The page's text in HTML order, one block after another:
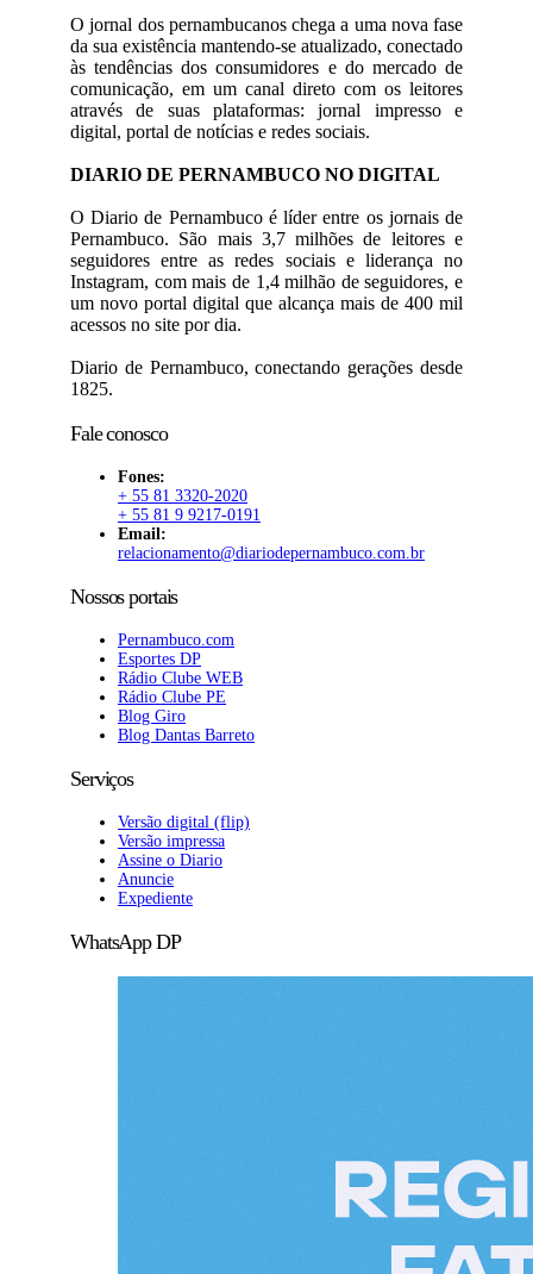
O jornal dos pernambucanos chega a uma nova fase
da sua existência mantendo-se atualizado, conectado
às tendências dos consumidores e do mercado de
comunicação, em um canal direto com os leitores
através de suas plataformas: jornal impresso e
digital, portal de notícias e redes sociais.
DIARIO DE PERNAMBUCO NO DIGITAL
O Diario de Pernambuco é líder entre os jornais de
Pernambuco. São mais 3,7 milhões de leitores e
seguidores entre as redes sociais e liderança no
Instagram, com mais de 1,4 milhão de seguidores, e
um novo portal digital que alcança mais de 400 mil
acessos no site por dia.
Diario de Pernambuco, conectando gerações desde
1825.
Fale conosco
Fones:
+ 55 81 3320-2020
+ 55 81 9 9217-0191
Email:
relacionamento@diariodepernambuco.com.br
Nossos portais
Pernambuco.com
Esportes DP
Rádio Clube WEB
Rádio Clube PE
Blog Giro
Blog Dantas Barreto
Serviços
Versão digital (flip)
Versão impressa
Assine o Diario
Anuncie
Expediente
WhatsApp DP